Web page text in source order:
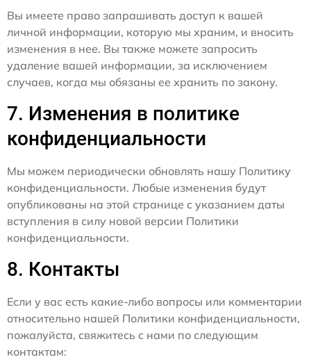
Вы имеете право запрашивать доступ к вашей
личной информации, которую мы храним, и вносить
изменения в нее. Вы также можете запросить
удаление вашей информации, за исключением
случаев, когда мы обязаны ее хранить по закону.
7. Изменения в политике
конфиденциальности
Мы можем периодически обновлять нашу Политику
конфиденциальности. Любые изменения будут
опубликованы на этой странице с указанием даты
вступления в силу новой версии Политики
конфиденциальности.
8. Контакты
Если у вас есть какие-либо вопросы или комментарии
относительно нашей Политики конфиденциальности,
пожалуйста, свяжитесь с нами по следующим
контактам: